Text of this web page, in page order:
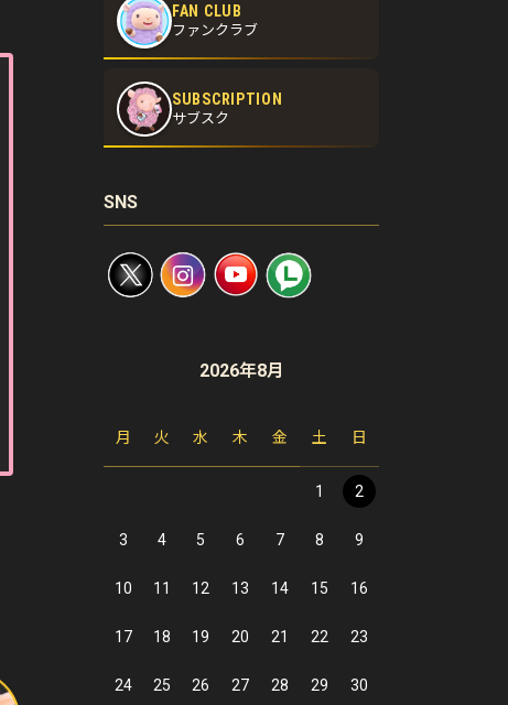
FAN CLUB
ファンクラブ
SUBSCRIPTION
サブスク
SNS
2026年8月
月 火 水 木 金 土 日
1 2
3 4 5 6 7 8 9
10 11 12 13 14 15 16
17 18 19 20 21 22 23
24 25 26 27 28 29 30